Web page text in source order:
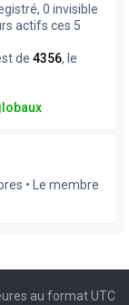
0 invisible
actifs ces 5
de 4356, le
• Le membre
au formatUTC